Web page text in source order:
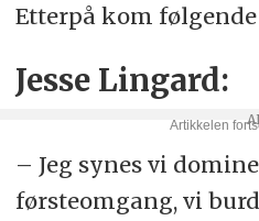
Etterpå kom
Jesse Lingard:
– Jeg synes vi
førsteomgang, vi